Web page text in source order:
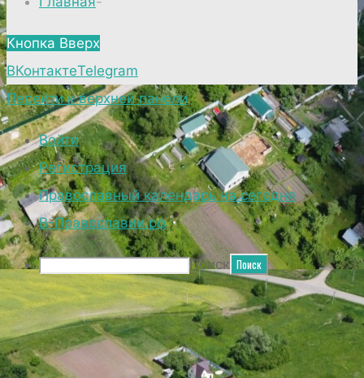
Кнопка Вверх
ВКонтактеTelegram
Перейти к верхней панели
Войти
Регистрация
Православный календарь на сегодня
В-Православии.рф
Поиск